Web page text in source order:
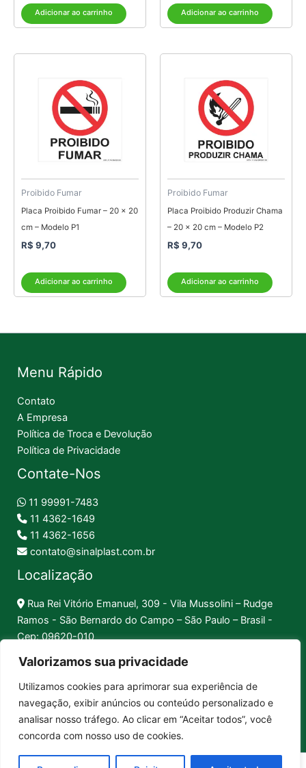
Valorizamos sua privacidade
Utilizamos cookies para aprimorar sua experiência de
navegação, exibir anúncios ou conteúdo personalizado e
analisar nosso tráfego. Ao clicar em “Aceitar todos”, você
concorda com nosso uso de cookies.
Adicionar ao carrinho Adicionar ao carrinho
Proibido Fumar
Placa Proibido Fumar – 20 x 20
cm – Modelo P1
R$ 9,70
Adicionar ao carrinho
Proibido Fumar
Placa Proibido Produzir Chama
– 20 x 20 cm – Modelo P2
R$ 9,70
Adicionar ao carrinho
Menu Rápido
Contato
A Empresa
Política de Troca e Devolução
Política de Privacidade
Contate-Nos
11 99991-7483
11 4362-1649
11 4362-1656
contato@sinalplast.com.br
Localização
Rua Rei Vitório Emanuel, 309 - Vila Mussolini – Rudge
Ramos - São Bernardo do Campo – São Paulo – Brasil -
Cep: 09620-010
Pix │ Boleto │ Cartão